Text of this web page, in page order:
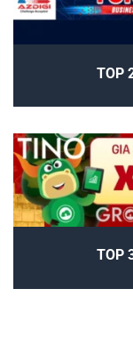
TOP
TOP